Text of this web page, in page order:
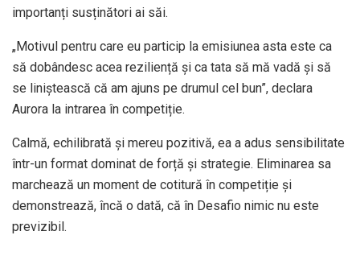
importanți susținători ai săi.
„Motivul pentru care eu particip la emisiunea asta este ca
să dobândesc acea reziliență și ca tata să mă vadă și să
se liniștească că am ajuns pe drumul cel bun”, declara
Aurora la intrarea în competiție.
Calmă, echilibrată și mereu pozitivă, ea a adus sensibilitate
într-un format dominat de forță și strategie. Eliminarea sa
marchează un moment de cotitură în competiție și
demonstrează, încă o dată, că în Desafio nimic nu este
previzibil.